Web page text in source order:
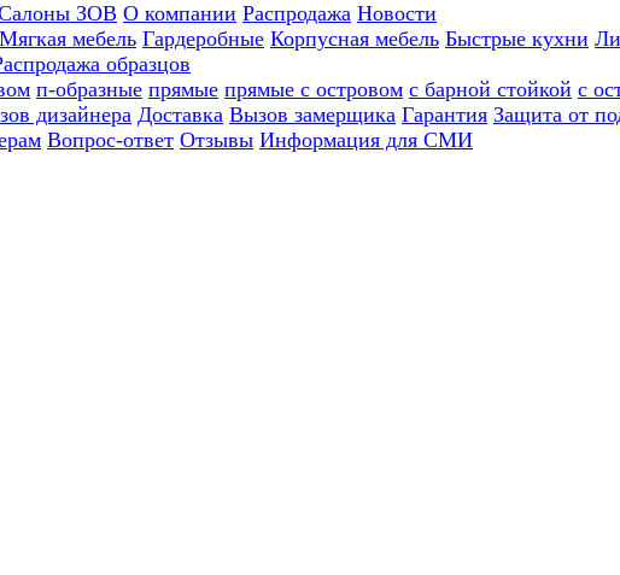
ЗОВ О компании Распродажа Новости
Мягкая мебель Гардеробные Корпусная мебель Быстрые кухни
образцов
п-образные прямые прямые с островом с барной стойкой с
дизайнера Доставка Вызов замерщика Гарантия Защита от
Вопрос-ответ Отзывы Информация для СМИ